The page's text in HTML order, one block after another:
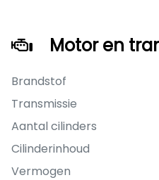
Motor en
Brandstof
Transmissie
Aantal cilinders
Cilinderinhoud
Vermogen